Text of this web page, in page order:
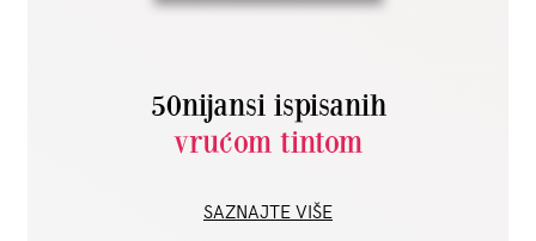
50nijansi ispisanih
vrućom tintom
SAZNAJTE VIŠE